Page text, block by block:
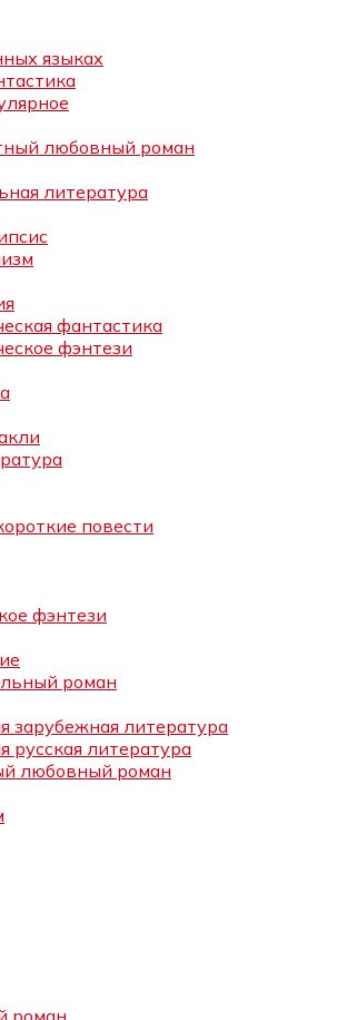
языках
любовный роман
литература
фантастика
фэнтези
повести
фэнтези
роман
зарубежная литература
русская литература
любовный роман